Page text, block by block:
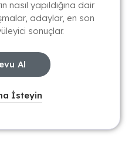
nasıl yapıldığına dair
adaylar, en son
sonuçlar.
Al
İsteyin